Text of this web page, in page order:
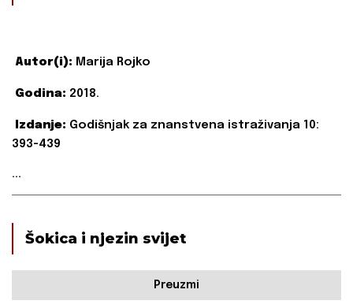
Autor(i): Marija Rojko
Godina: 2018.
Izdanje: Godišnjak za znanstvena istraživanja 10:
393-439
...
Šokica i njezin svijet
Preuzmi